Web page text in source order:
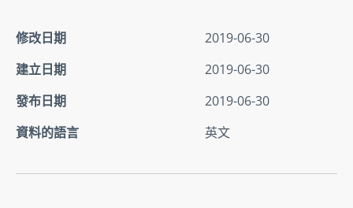
修改日期
2019-06-30
建立日期
2019-06-30
發布日期
2019-06-30
資料的語言
英文